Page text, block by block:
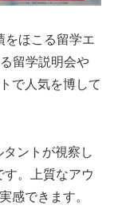
をほこる留学エ
留学説明会や
で人気を博して
ントが視察し
。上質なアウ
感できます。